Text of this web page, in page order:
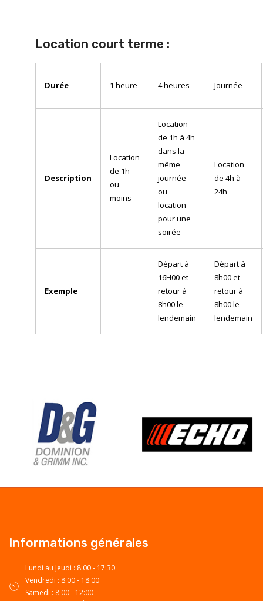
Location court terme :
Durée 1 heure 4 heures Journée
Description
Location
de 1h
ou
moins
Location
de 1h à 4h
dans la
même
journée
ou
location
pour une
soirée
Location
de 4h à
24h
Exemple
Départ à
16H00 et
retour à
8h00 le
lendemain
Départ à
8h00 et
retour à
8h00 le
lendemain
Informations générales
Lundi au Jeudi : 8:00 - 17:30
Vendredi : 8:00 - 18:00
Samedi : 8:00 - 12:00